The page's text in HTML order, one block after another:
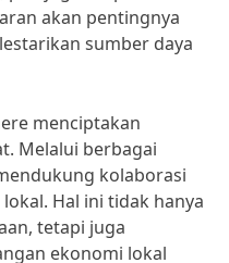
akan pentingnya
sumber daya
menciptakan
Melalui berbagai
kolaborasi
Hal ini tidak hanya
tetapi juga
ekonomi lokal